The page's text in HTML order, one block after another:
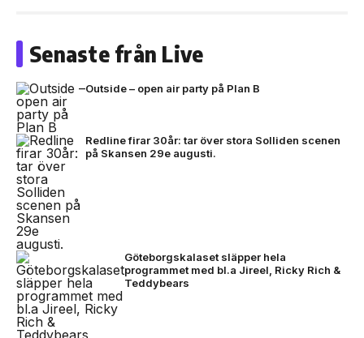
Senaste från Live
Outside – open air party på Plan B
Redline firar 30år: tar över stora Solliden scenen
på Skansen 29e augusti.
Göteborgskalaset släpper hela
programmet med bl.a Jireel, Ricky Rich &
Teddybears